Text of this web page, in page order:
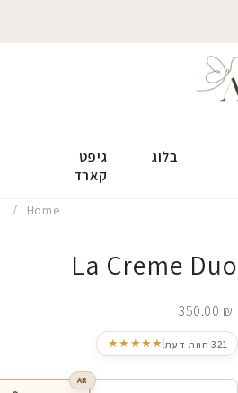
בלוג
גיפט
קארד
Home
La Creme Duo
350.00 ₪
★★★★★ 321 חוות דעת
AR